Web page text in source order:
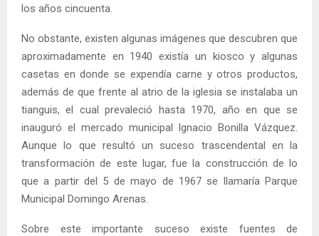
los años cincuenta.
No obstante, existen algunas imágenes que descubren que
aproximadamente en 1940 existía un kiosco y algunas
casetas en donde se expendía carne y otros productos,
además de que frente al atrio de la iglesia se instalaba un
tianguis, el cual prevaleció hasta 1970, año en que se
inauguró el mercado municipal Ignacio Bonilla Vázquez.
Aunque lo que resultó un suceso trascendental en la
transformación de este lugar, fue la construcción de lo
que a partir del 5 de mayo de 1967 se llamaría Parque
Municipal Domingo Arenas.
Sobre este importante suceso existe fuentes de